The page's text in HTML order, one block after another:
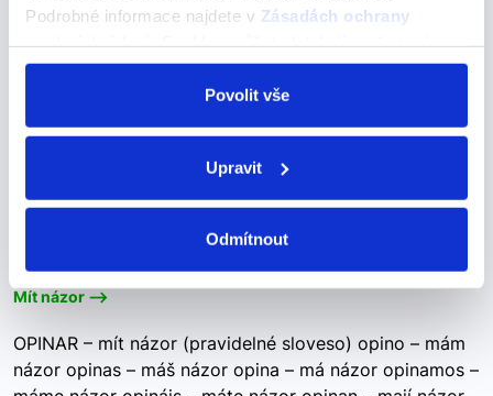
Podrobné informace najdete v Zásadách ochrany
odvolat v nastavení cookies, případně se obrátit na
Povolit vše
Upravit
Odmítnout
What can I get for you? Tato fráze je zdvořilý způsob,
jak se zeptat, co si osoba přeje nebo potřebuje. Může
(když se číšník ptá hosta, co by si…
"opinar"
Mít názor -->
OPINAR – mít názor (pravidelné sloveso) opino – mám
názor opinas – máš názor opina – má názor opinamos –